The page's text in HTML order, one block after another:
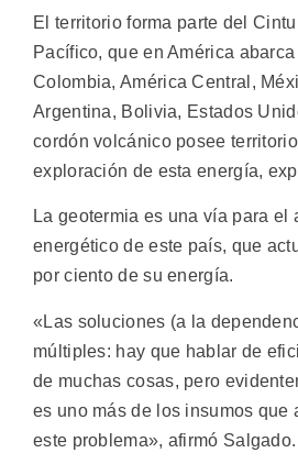
El territorio forma parte del
Pacífico, que en América
Colombia, América Central,
Argentina, Bolivia, Estados
cordón volcánico posee
exploración de esta energía,
La geotermia es una vía para el
energético de este país, que
por ciento de su energía.
«Las soluciones (a la
múltiples: hay que hablar de
de muchas cosas, pero
es uno más de los insumos que
este problema», afirmó Salgado.